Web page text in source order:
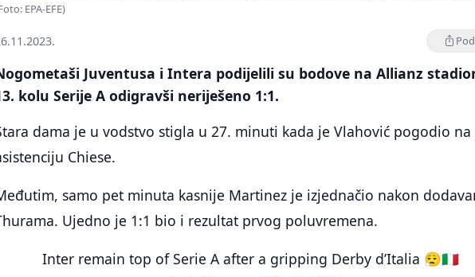
EPA-EFE)
Juventusa i Intera podijelili su bodove na Allianz
kolu Serije A odigravši neriješeno 1:1.
dama je u vodstvo stigla u 27. minuti kada je Vlahović pogodio na
Chiese.
samo pet minuta kasnije Martinez je izjednačio nakon
Ujedno je 1:1 bio i rezultat prvog poluvremena.
Inter remain top of Serie A after a gripping Derby d’Italia 😮‍💨🇮🇹